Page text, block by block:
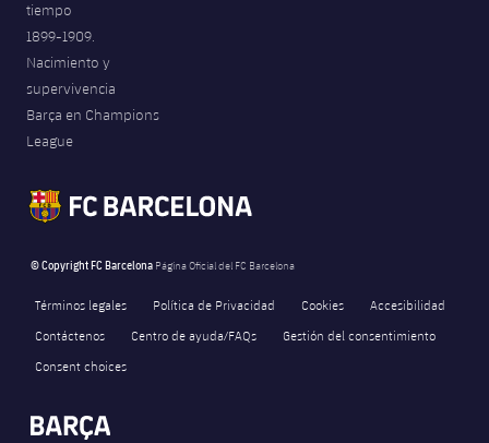
tiempo
1899-1909.
Nacimiento y
supervivencia
Barça en Champions
League
© Copyright FC Barcelona Página Oficial del FC Barcelona
Términos legales Política de Privacidad Cookies
Accesibilidad
Contáctenos
Centro de ayuda/FAQs
Gestión del consentimiento
Consent choices